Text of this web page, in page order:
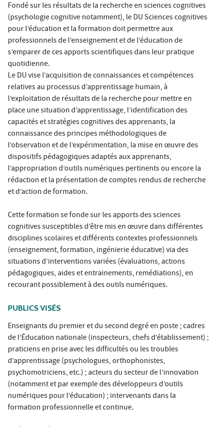
Fondé sur les résultats de la recherche en sciences cognitives
(psychologie cognitive notamment), le DU Sciences cognitives
pour l’éducation et la formation doit permettre aux
professionnels de l’enseignement et de l’éducation de
s’emparer de ces apports scientifiques dans leur pratique
quotidienne.
Le DU vise l’acquisition de connaissances et compétences
relatives au processus d’apprentissage humain, à
l’exploitation de résultats de la recherche pour mettre en
place une situation d’apprentissage, l’identification des
capacités et stratégies cognitives des apprenants, la
connaissance des principes méthodologiques de
l’observation et de l’expérimentation, la mise en œuvre des
dispositifs pédagogiques adaptés aux apprenants,
l’appropriation d’outils numériques pertinents ou encore la
rédaction et la présentation de comptes rendus de recherche
et d’action de formation.
Cette formation se fonde sur les apports des sciences
cognitives susceptibles d’être mis en œuvre dans différentes
disciplines scolaires et différents contextes professionnels
(enseignement, formation, ingénierie éducative) via des
situations d’interventions variées (évaluations, actions
pédagogiques, aides et entrainements, remédiations), en
recourant possiblement à des outils numériques.
PUBLICS VISÉS
Enseignants du premier et du second degré en poste ; cadres
de l’Éducation nationale (inspecteurs, chefs d’établissement) ;
praticiens en prise avec les difficultés ou les troubles
d’apprentissage (psychologues, orthophonistes,
psychomotriciens, etc.) ; acteurs du secteur de l’innovation
(notamment et par exemple des développeurs d’outils
numériques pour l’éducation) ; intervenants dans la
formation professionnelle et continue.